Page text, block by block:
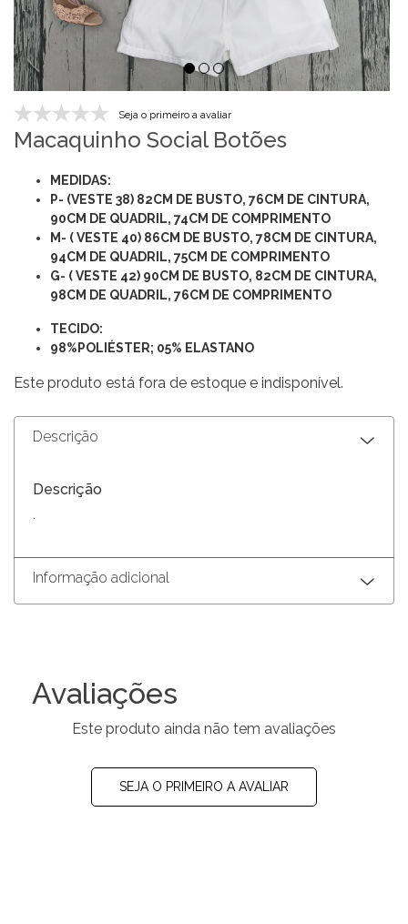
Seja o primeiro a avaliar
Macaquinho Social Botões
MEDIDAS:
P- (VESTE 38) 82CM DE BUSTO, 76CM DE CINTURA,
90CM DE QUADRIL, 74CM DE COMPRIMENTO
M- ( VESTE 40) 86CM DE BUSTO, 78CM DE CINTURA,
94CM DE QUADRIL, 75CM DE COMPRIMENTO
G- ( VESTE 42) 90CM DE BUSTO, 82CM DE CINTURA,
98CM DE QUADRIL, 76CM DE COMPRIMENTO
TECIDO:
98%POLIÉSTER; 05% ELASTANO
Este produto está fora de estoque e indisponível.
Descrição
Descrição
.
Informação adicional
Avaliações
Este produto ainda não tem avaliações
SEJA O PRIMEIRO A AVALIAR